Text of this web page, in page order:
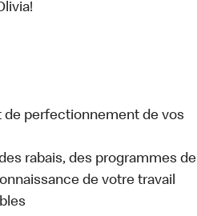
de perfectionnement de vos
rabais, des programmes de
de votre travail